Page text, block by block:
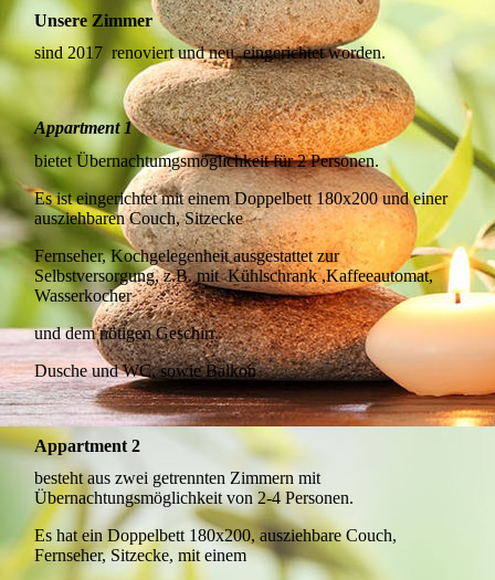
Unsere Zimmer
sind 2017 renoviert und neu eingerichtet worden.
Appartment 1
bietet Übernachtumgsmöglichkeit für 2 Personen.
Es ist eingerichtet mit einem Doppelbett 180x200 und einer
ausziehbaren Couch, Sitzecke
Fernseher, Kochgelegenheit ausgestattet zur
Selbstversorgung, z.B. mit Kühlschrank ,Kaffeeautomat,
Wasserkocher
und dem nötigen Geschirr.
Dusche und WC, sowie Balkon
Appartment 2
besteht aus zwei getrennten Zimmern mit
Übernachtungsmöglichkeit von 2-4 Personen.
Es hat ein Doppelbett 180x200, ausziehbare Couch,
Fernseher, Sitzecke, mit einem